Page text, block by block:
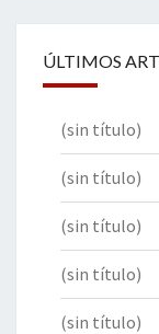
ÚLTIMOS
(sin título)
(sin título)
(sin título)
(sin título)
(sin título)